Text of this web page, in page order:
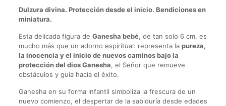
Dulzura divina. Protección desde el inicio. Bendiciones en
miniatura.
Esta delicada figura de Ganesha bebé, de tan solo 6 cm, es
mucho más que un adorno espiritual: representa la pureza,
la inocencia y el inicio de nuevos caminos bajo la
protección del dios Ganesha, el Señor que remueve
obstáculos y guía hacia el éxito.
Ganesha en su forma infantil simboliza la frescura de un
nuevo comienzo, el despertar de la sabiduría desde edades